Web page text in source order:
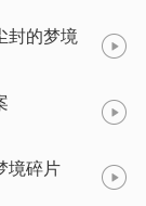
封的梦境
境碎片